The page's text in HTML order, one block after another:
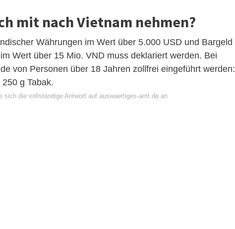
mit nach Vietnam nehmen?
Währungen im Wert über 5.000 USD und Bargeld
Wert über 15 Mio. VND muss deklariert werden. Bei
von Personen über 18 Jahren zollfrei eingeführt werden:
g Tabak.
sich die vollständige Antwort auf auswaertiges-amt.de an